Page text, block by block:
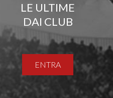
LE ULTIME
DAI CLUB
ENTRA